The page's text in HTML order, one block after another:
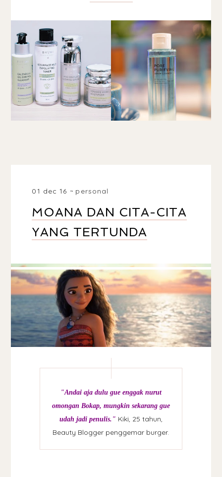
01 dec 16 personal
MOANA DAN CITA-CITA
YANG TERTUNDA
"Andai aja dulu gue enggak nurut
omongan Bokap, mungkin sekarang gue
udah jadi penulis." Kiki, 25 tahun,
Beauty Blogger penggemar burger.